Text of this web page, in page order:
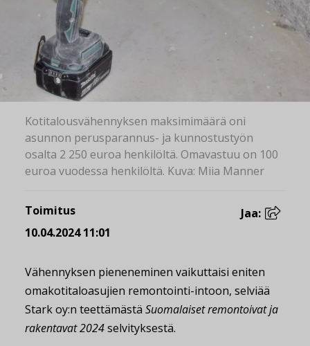
Kotitalousvähennyksen maksimimäärä oni
asunnon perusparannus- ja kunnostustyön
osalta 2 250 euroa henkilöltä. Omavastuu on 100
euroa vuodessa henkilöltä. Kuva: Miia Manner
Toimitus
10.04.2024 11:01
Jaa:
Vähennyksen pieneneminen vaikuttaisi eniten
omakotitaloasujien remontointi-intoon, selviää
Stark oy:n teettämästä Suomalaiset remontoivat ja
rakentavat 2024selvityksestä.